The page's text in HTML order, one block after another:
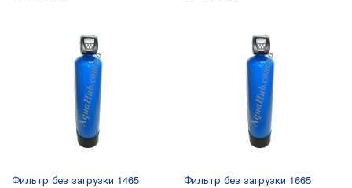
Фильтр без загрузки 1465 Фильтр без загрузки 1665